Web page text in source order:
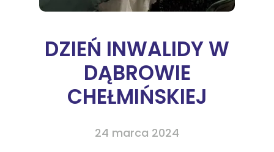
24 marca 2024
DZIEŃ INWALIDY W
DĄBROWIE
CHEŁMIŃSKIEJ